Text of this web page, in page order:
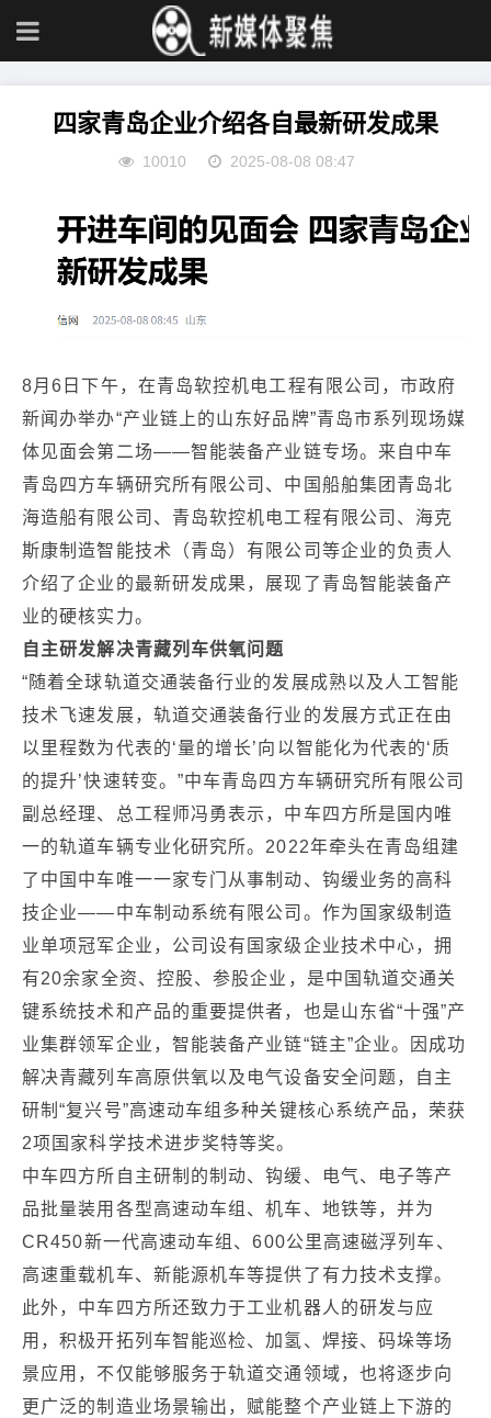
四家青岛企业介绍各自最新研发成果
10010 2025-08-08 08:47
8月6日下午，在青岛软控机电工程有限公司，市政府
新闻办举办“产业链上的山东好品牌”青岛市系列现场媒
体见面会第二场——智能装备产业链专场。来自中车
青岛四方车辆研究所有限公司、中国船舶集团青岛北
海造船有限公司、青岛软控机电工程有限公司、海克
斯康制造智能技术（青岛）有限公司等企业的负责人
介绍了企业的最新研发成果，展现了青岛智能装备产
业的硬核实力。
自主研发解决青藏列车供氧问题
“随着全球轨道交通装备行业的发展成熟以及人工智能
技术飞速发展，轨道交通装备行业的发展方式正在由
以里程数为代表的‘量的增长’向以智能化为代表的‘质
的提升’快速转变。”中车青岛四方车辆研究所有限公司
副总经理、总工程师冯勇表示，中车四方所是国内唯
一的轨道车辆专业化研究所。2022年牵头在青岛组建
了中国中车唯一一家专门从事制动、钩缓业务的高科
技企业——中车制动系统有限公司。作为国家级制造
业单项冠军企业，公司设有国家级企业技术中心，拥
有20余家全资、控股、参股企业，是中国轨道交通关
键系统技术和产品的重要提供者，也是山东省“十强”产
业集群领军企业，智能装备产业链“链主”企业。因成功
解决青藏列车高原供氧以及电气设备安全问题，自主
研制“复兴号”高速动车组多种关键核心系统产品，荣获
2项国家科学技术进步奖特等奖。
中车四方所自主研制的制动、钩缓、电气、电子等产
品批量装用各型高速动车组、机车、地铁等，并为
CR450新一代高速动车组、600公里高速磁浮列车、
高速重载机车、新能源机车等提供了有力技术支撑。
此外，中车四方所还致力于工业机器人的研发与应
用，积极开拓列车智能巡检、加氢、焊接、码垛等场
景应用，不仅能够服务于轨道交通领域，也将逐步向
更广泛的制造业场景输出，赋能整个产业链上下游的